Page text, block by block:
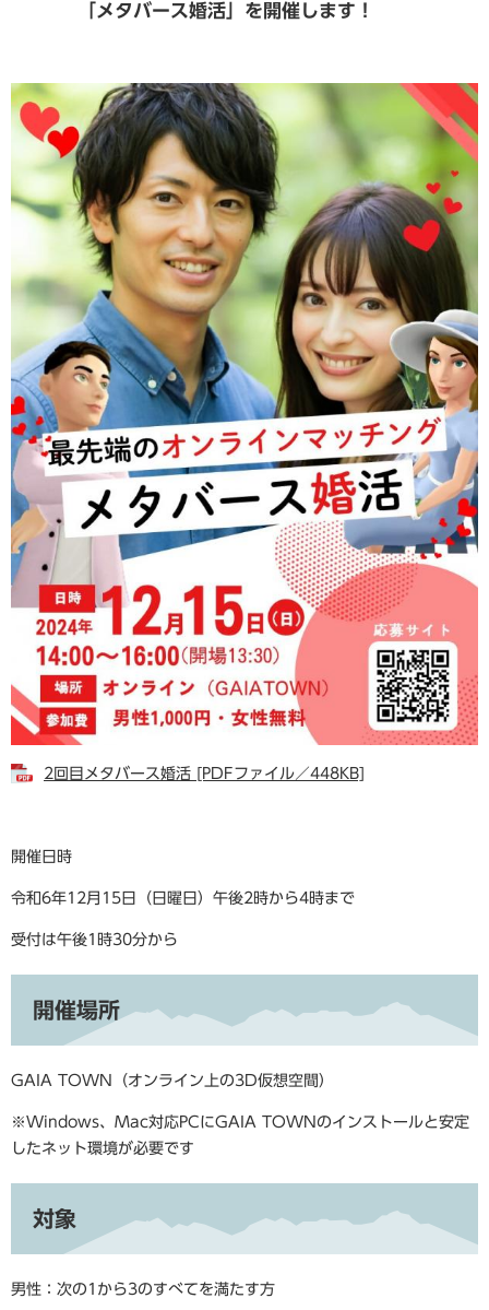
「メタバース婚活」を開催します！
2回目メタバース婚活 [PDFファイル／448KB]
開催日時
令和6年12月15日（日曜日）午後2時から4時まで​
受付は午後1時30分から
開催場所
GAIA TOWN（オンライン上の3D仮想空間）
※Windows、Mac対応PCにGAIA TOWNのインストールと安定
したネット環境が必要です
対象
男性：次の1から3のすべてを満たす方